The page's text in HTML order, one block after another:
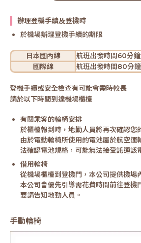
辦理登機手續及登機時
於機場辦理登機手續的期限
日本國內線
航班出發時間60分
國際線
航班出發時間80分
登機手續或安全檢查有可能會需時較長
請於以下時間到達機場櫃檯
有關乘客的輪椅安排
於櫃檯報到時，地勤人員將再次確認您
由於電動輪椅所使用的電池屬於航空運
法確認電池規格，可能無法接受託運該
借用輪椅
從機場櫃檯到登機門，本公司提供機場
本公司會優先引導需花費時間前往登機
要請告知地勤人員。
手動輪椅